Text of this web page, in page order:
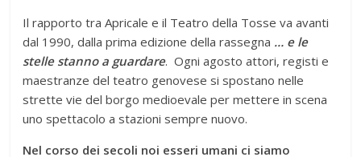
Il rapporto tra Apricale e il Teatro della Tosse va avanti
dal 1990, dalla prima edizione della rassegna … e le
stelle stanno a guardare. Ogni agosto attori, registi e
maestranze del teatro genovese si spostano nelle
strette vie del borgo medioevale per mettere in scena
uno spettacolo a stazioni sempre nuovo.
Nel corso dei secoli noi esseri umani ci siamo